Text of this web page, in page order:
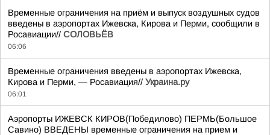
Временные ограничения на приём и выпуск воздушных судов
введены в аэропортах Ижевска, Кирова и Перми, сообщили в
Росавиации// СОЛОВЬЁВ
06:06
Временные ограничения введены в аэропортах Ижевска,
Кирова и Перми, — Росавиация// Украина.ру
06:01
Аэропорты ИЖЕВСК КИРОВ(Победилово) ПЕРМЬ(Большое
Савино) ВВЕДЕНЫ временные ограничения на прием и